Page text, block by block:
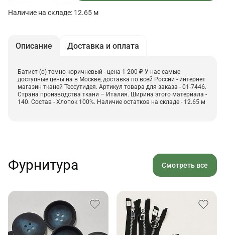
Наличие на складе: 12.65 м
Описание Доставка и оплата
Батист (о) темно-коричневый - цена 1 200 ₽ У нас самые
доступные цены на в Москве, доставка по всей России - интернет
магазин тканей Тессутидея. Артикул товара для заказа - 01-7446.
Страна производства ткани – Италия. Ширина этого материала -
140. Состав - Хлопок 100%. Наличие остатков на складе - 12.65 м
Фурнитура Смотреть все